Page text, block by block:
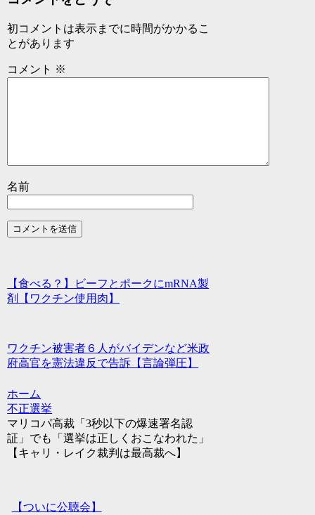
初コメントは表示までに時間がかかるこ
とがあります
コメント ※
名前
【食べる？】ビーフとポークにmRNA製
剤【ワクチン使用肉】
ワクチン被害者６人がバイデンなど米政
府高官を憲法違反で告訴【言論弾圧】
ホーム
不正選挙
マリコパ高裁「3秒以下の爆速署名認
証」でも「選挙は正しくおこなわれた」
【キャリ・レイク裁判は最高裁へ】
【ついに公聴会】